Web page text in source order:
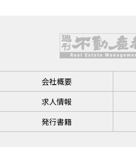
会社概要
求人情報
発行書籍